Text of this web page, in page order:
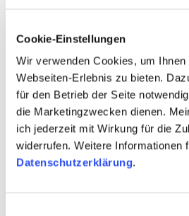
Cookie-Einstellungen
Wir verwenden Cookies, um Ihnen
Webseiten-Erlebnis zu bieten.
für den Betrieb der Seite
die Marketingzwecken dienen.
ich jederzeit mit Wirkung für die
widerrufen. Weitere Informationen
Datenschutzerklärung.
Vom04. bis 08. Mai 2026
#PressefreiheitMachtSchule in
statt und wird gemeinsam vom
Journalismus macht Schule e.V.
Niedersächsischen
koordiniert.
Medienexpert:innen treten mit
den Dialog. In
– entweder als Online- oder als